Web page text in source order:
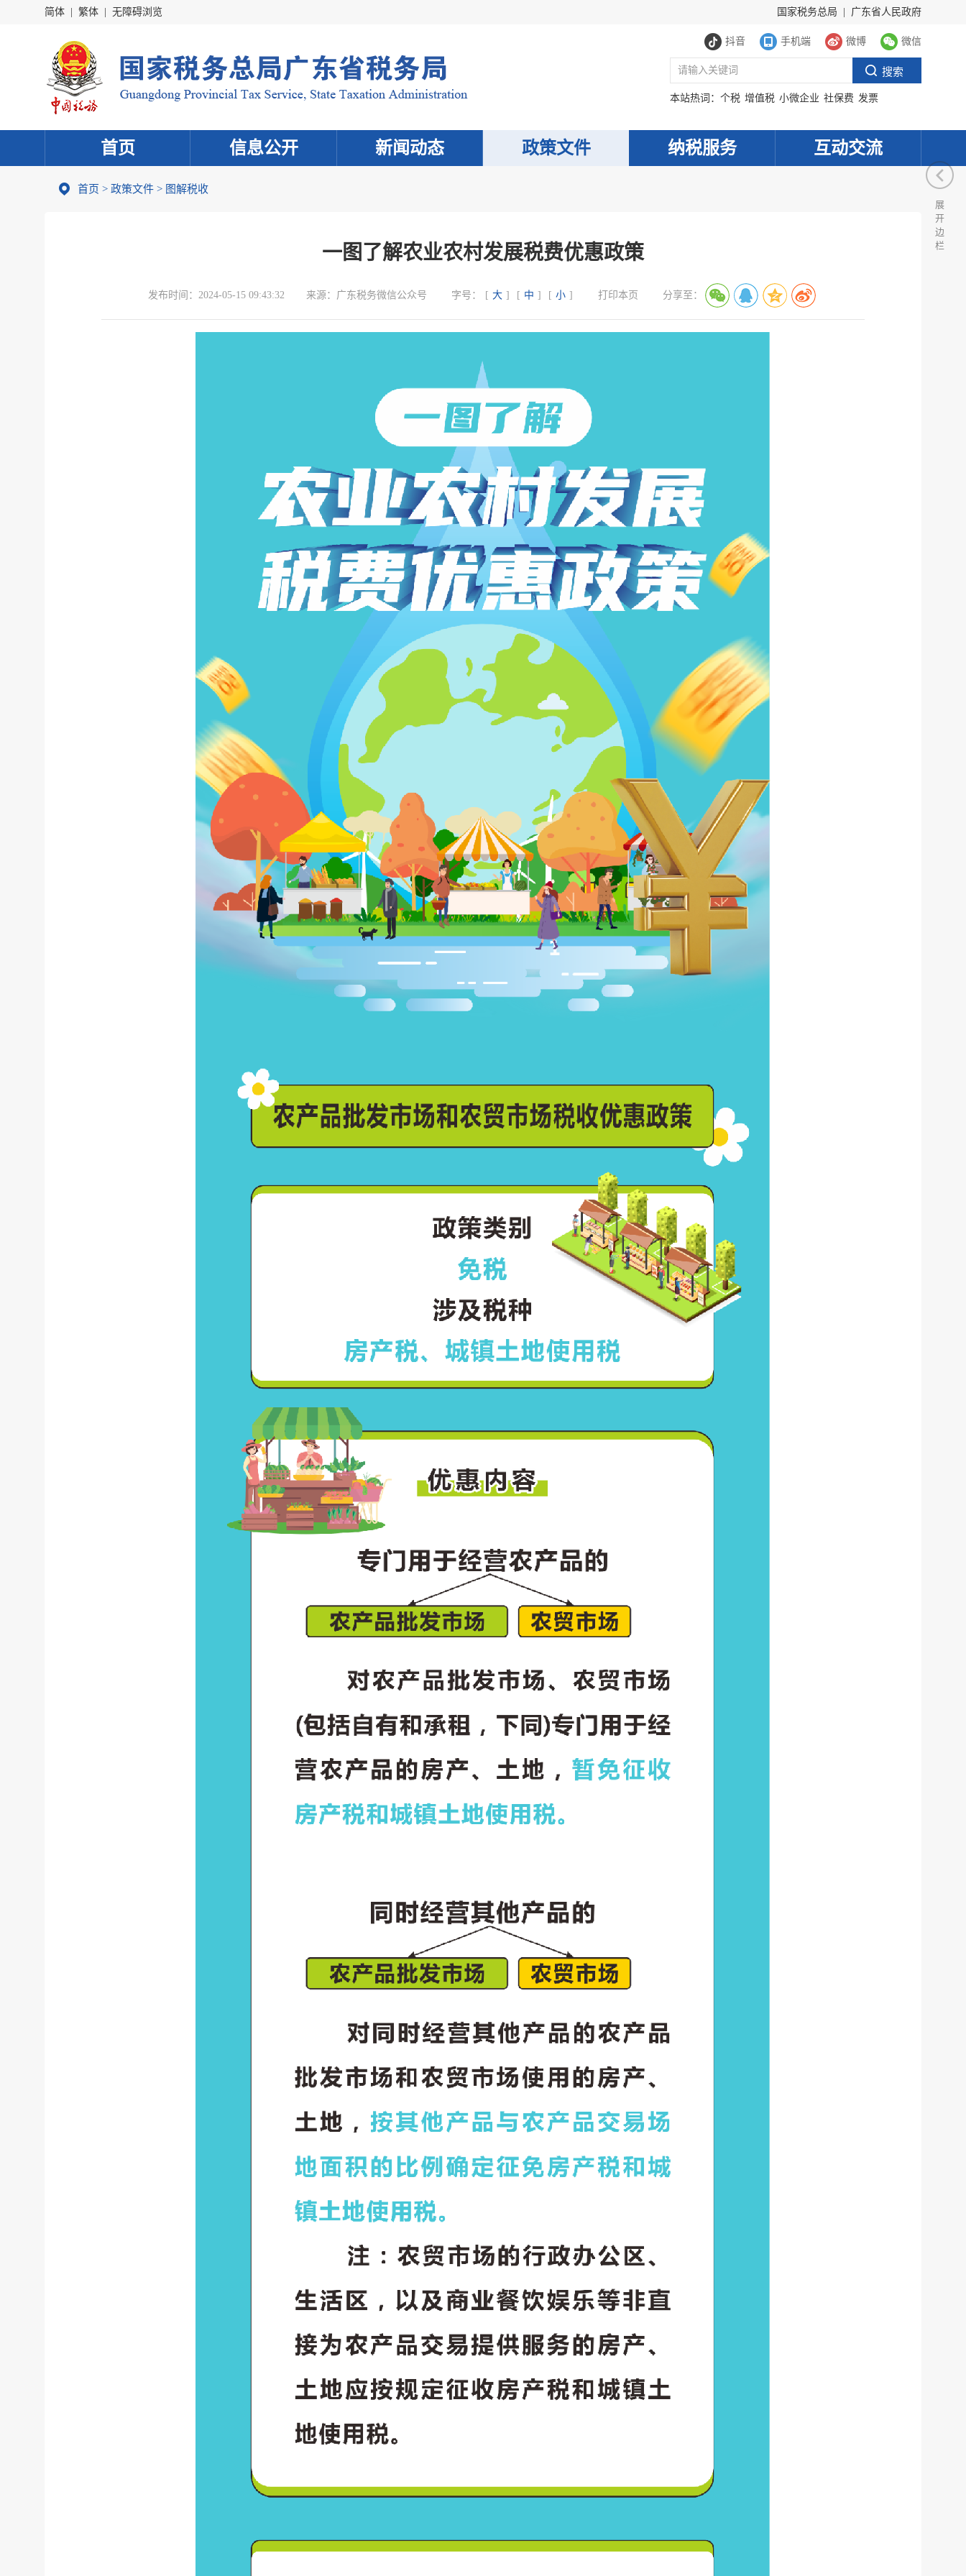
简体 繁体 无障碍浏览 国家税务总局 广东省人民政府
抖音 手机端 微博 微信
本站热词： 个税 增值税 小微企业 社保费 发票
首页 信息公开 新闻动态 政策文件 纳税服务 互动交流
首页 > 政策文件 > 图解税收
一图了解农业农村发展税费优惠政策
发布时间： 2024-05-15 09:43:32 来源： 广东税务微信公众号 字号： [ 大 ] [ 中 ] [ 小 ] 打印本页 分享至：
展
开
边
栏